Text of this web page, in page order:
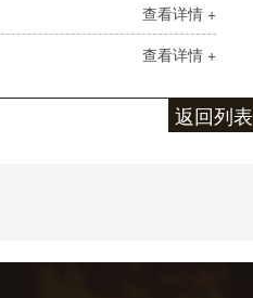
查看详情 +
查看详情 +
返回列表